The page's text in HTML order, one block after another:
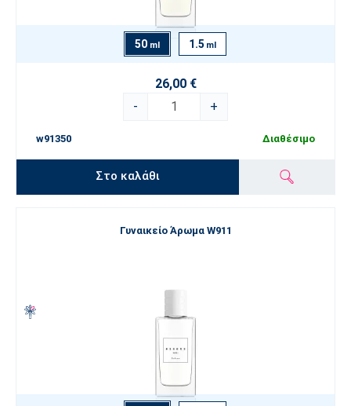
50 ml 1.5 ml
26,00 €
-
+
w91350 Διαθέσιμο
Στο καλάθι
Γυναικείο Άρωμα W911